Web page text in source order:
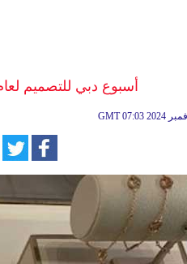
أسبوع دبي للتصميم لعام 2025 يقدم معرض خواتم
GMT